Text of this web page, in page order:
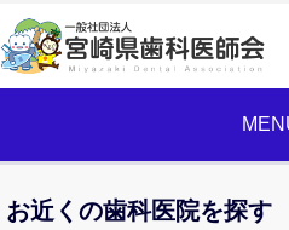
お近くの歯科医院を探す